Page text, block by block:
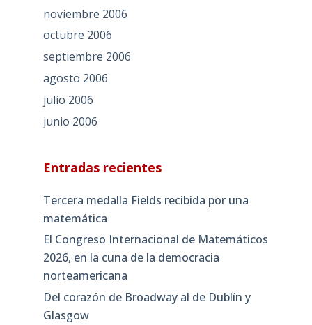
noviembre 2006
octubre 2006
septiembre 2006
agosto 2006
julio 2006
junio 2006
Entradas recientes
Tercera medalla Fields recibida por una
matemática
El Congreso Internacional de Matemáticos
2026, en la cuna de la democracia
norteamericana
Del corazón de Broadway al de Dublín y
Glasgow